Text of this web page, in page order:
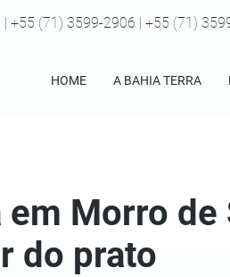
HOME A BAHIA TERRA
| +55 (71) 3599-2906 | +55 (71)
em Morro de
do prato